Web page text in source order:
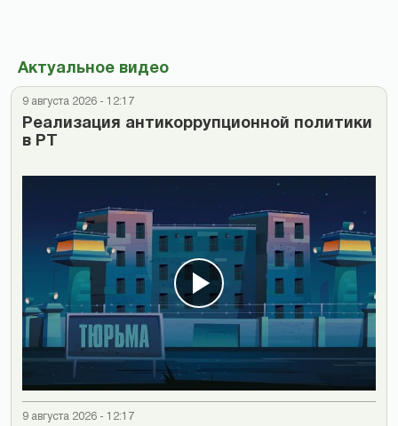
Актуальное видео
9 августа 2026 - 12:17
Реализация антикоррупционной политики
в РТ
9 августа 2026 - 12:17